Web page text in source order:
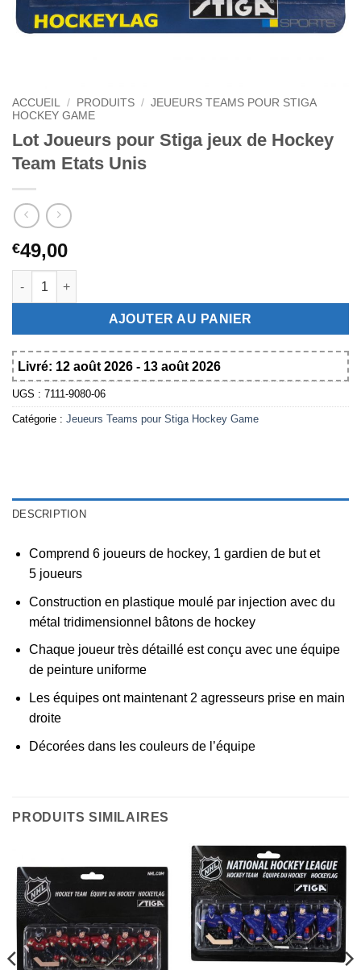
ACCUEIL / PRODUITS / JEUEURS TEAMS POUR STIGA
HOCKEY GAME
Lot Joueurs pour Stiga jeux de Hockey
Team Etats Unis
€49,00
quantité de Lot Joueurs pour Stiga jeux de Hockey Team Etats
AJOUTER AU PANIER
Livré: 12 août 2026 - 13 août 2026
UGS : 7111-9080-06
Catégorie : Jeueurs Teams pour Stiga Hockey Game
DESCRIPTION
Comprend 6 joueurs de hockey, 1 gardien de but et
5 joueurs
Construction en plastique moulé par injection avec du
métal tridimensionnel bâtons de hockey
Chaque joueur très détaillé est conçu avec une équipe
de peinture uniforme
Les équipes ont maintenant 2 agresseurs prise en main
droite
Décorées dans les couleurs de l’équipe
PRODUITS SIMILAIRES